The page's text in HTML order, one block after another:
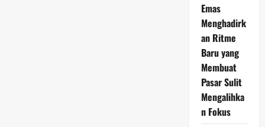
Emas
Menghadirk
an Ritme
Baru yang
Membuat
Pasar Sulit
Mengalihka
n Fokus